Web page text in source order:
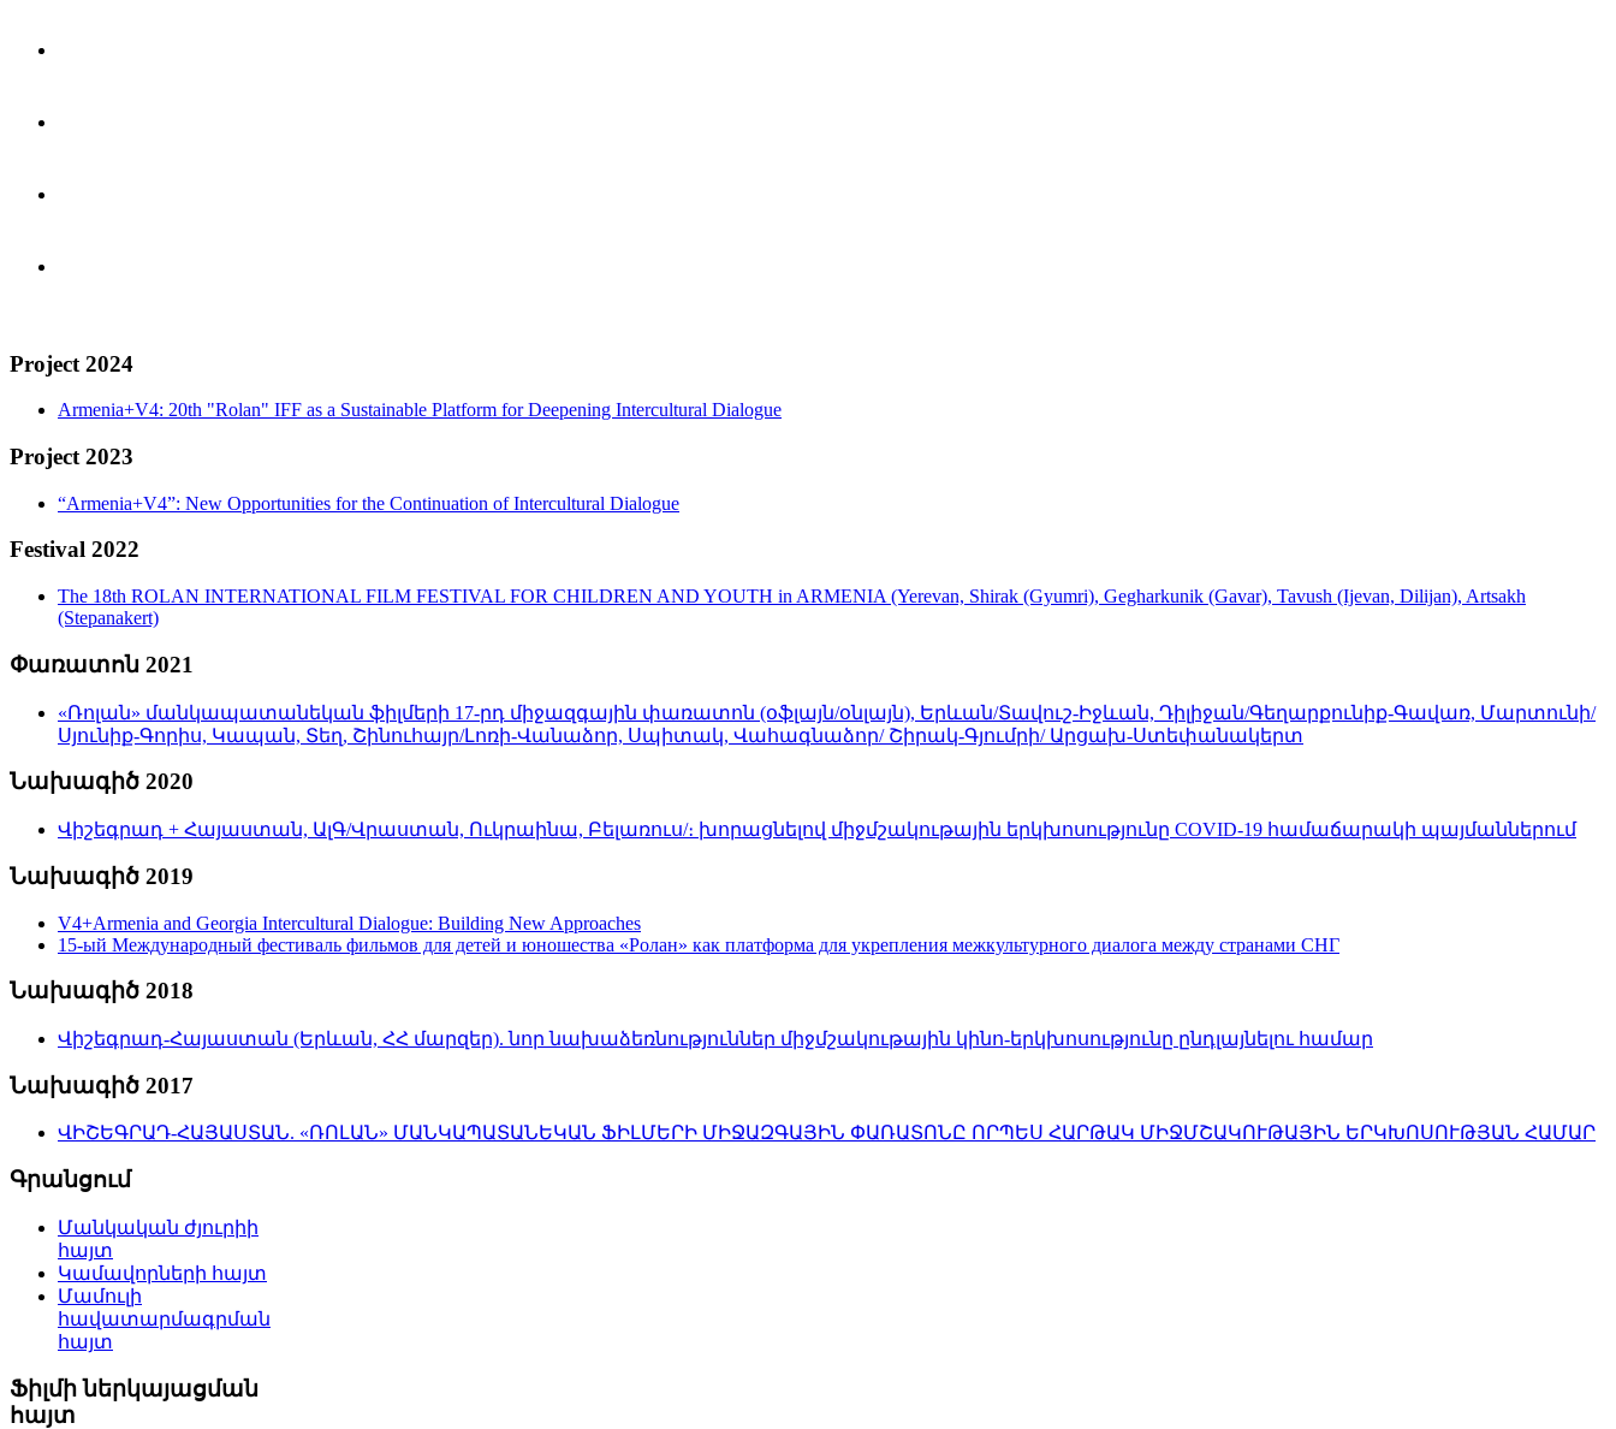
Project 2024
Armenia+V4: 20th "Rolan" IFF as a Sustainable Platform for Deepening Intercultural Dialogue
Project 2023
“Armenia+V4”: New Opportunities for the Continuation of Intercultural Dialogue
Festival 2022
The 18th ROLAN INTERNATIONAL FILM FESTIVAL FOR CHILDREN AND YOUTH in ARMENIA (Yerevan, Shirak (Gyumri), Gegharkunik (Gavar), Tavush (Ijevan, Dilijan), Artsakh
(Stepanakert)
Փառատոն 2021
«Ռոլան» մանկապատանեկան ֆիլմերի 17-րդ միջազգային փառատոն (օֆլայն/օնլայն), Երևան/Տավուշ-Իջևան, Դիլիջան/Գեղարքունիք-Գավառ, Մարտունի/
Սյունիք-Գորիս, Կապան, Տեղ, Շինուհայր/Լոռի-Վանաձոր, Սպիտակ, Վահագնաձոր/ Շիրակ-Գյումրի/ Արցախ-Ստեփանակերտ
Նախագիծ 2020
Վիշեգրադ + Հայաստան, ԱլԳ/Վրաստան, Ուկրաինա, Բելառուս/։ խորացնելով միջմշակութային երկխոսությունը COVID-19 համաճարակի պայմաններում
Նախագիծ 2019
V4+Armenia and Georgia Intercultural Dialogue: Building New Approaches
15-ый Международный фестиваль фильмов для детей и юношества «Ролан» как платформа для укрепления межкультурного диалога между странами СНГ
Նախագիծ 2018
Վիշեգրադ-Հայաստան (Երևան, ՀՀ մարզեր). նոր նախաձեռնություններ միջմշակութային կինո-երկխոսությունը ընդլայնելու համար
Նախագիծ 2017
ՎԻՇԵԳՐԱԴ-ՀԱՅԱՍՏԱՆ. «ՌՈԼԱՆ» ՄԱՆԿԱՊԱՏԱՆԵԿԱՆ ՖԻԼՄԵՐԻ ՄԻՋԱԶԳԱՅԻՆ ՓԱՌԱՏՈՆԸ ՈՐՊԵՍ ՀԱՐԹԱԿ ՄԻՋՄՇԱԿՈՒԹԱՅԻՆ ԵՐԿԽՈՍՈՒԹՅԱՆ ՀԱՄԱՐ
Գրանցում
Մանկական ժյուրիի
հայտ
Կամավորների հայտ
Մամուլի
հավատարմագրման
հայտ
Ֆիլմի ներկայացման
հայտ